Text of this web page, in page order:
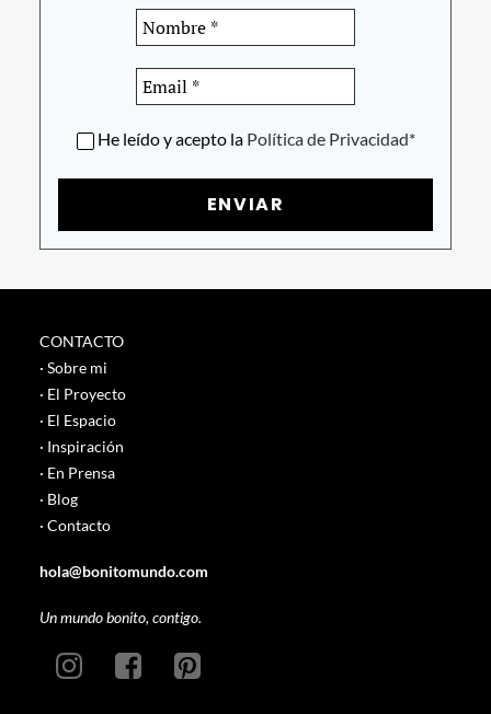
He leído y acepto la Política de Privacidad*
CONTACTO
· Sobre mi
· El Proyecto
· El Espacio
· Inspiración
· En Prensa
· Blog
· Contacto
hola@bonitomundo.com
Un mundo bonito, contigo.